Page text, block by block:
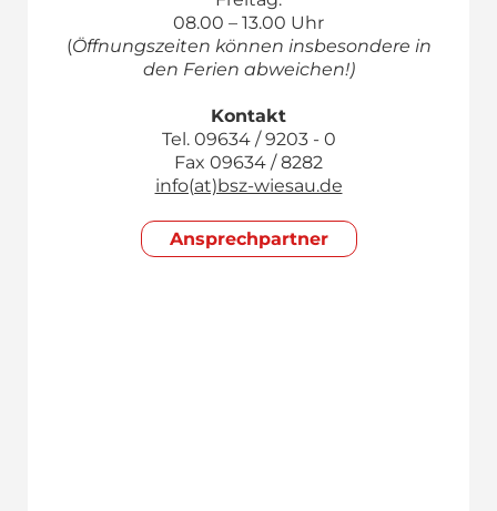
08.00 – 13.00 Uhr
(Öffnungszeiten können insbesondere in
den Ferien abweichen!)
Kontakt
Tel. 09634 / 9203 - 0
Fax 09634 / 8282
info(at)bsz-wiesau.de
Ansprech­partner